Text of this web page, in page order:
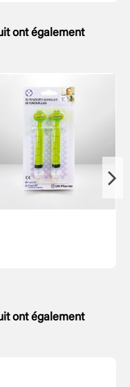
ont également
ont également